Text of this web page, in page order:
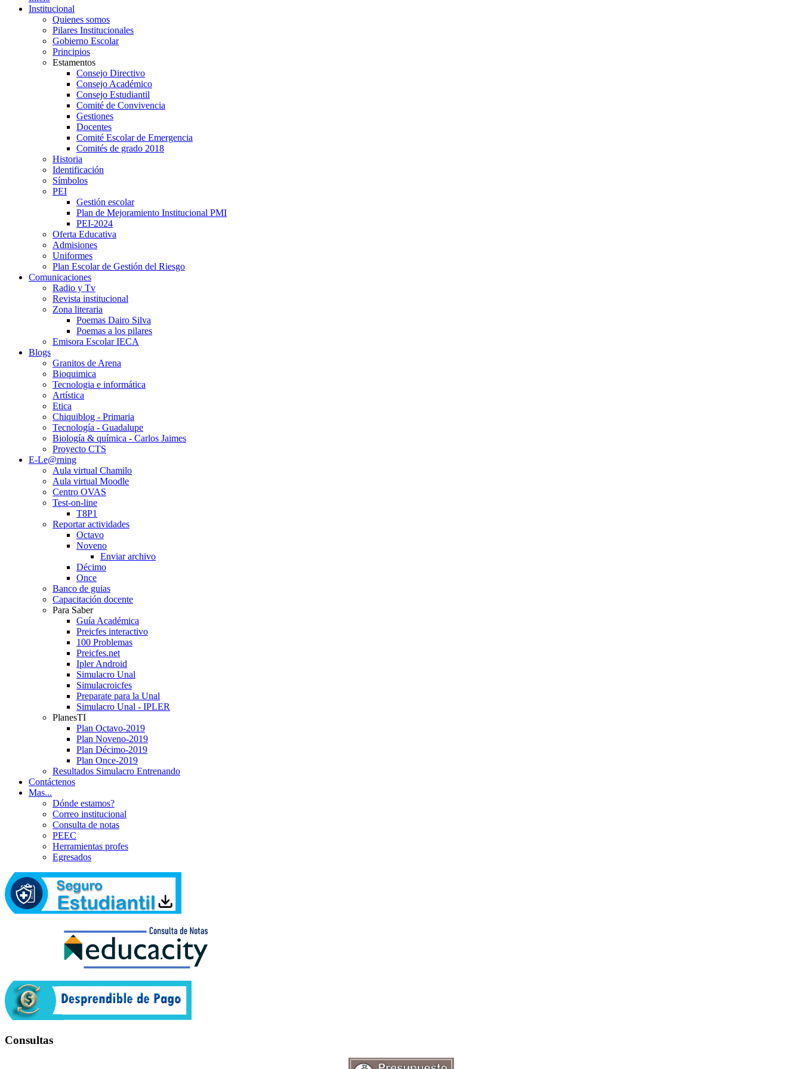
Institucional
Quienes somos
Pilares Institucionales
Gobierno Escolar
Principios
Estamentos
Consejo Directivo
Consejo Académico
Consejo Estudiantil
Comité de Convivencia
Gestiones
Docentes
Comité Escolar de Emergencia
Comités de grado 2018
Historia
Identificación
Símbolos
PEI
Gestión escolar
Plan de Mejoramiento Institucional PMI
PEI-2024
Oferta Educativa
Admisiones
Uniformes
Plan Escolar de Gestión del Riesgo
Comunicaciones
Radio y Tv
Revista institucional
Zona literaria
Poemas Dairo Silva
Poemas a los pilares
Emisora Escolar IECA
Blogs
Granitos de Arena
Bioquimica
Tecnologia e informática
Artística
Etica
Chiquiblog - Primaria
Tecnología - Guadalupe
Biología & química - Carlos Jaimes
Proyecto CTS
E-Le@rning
Aula virtual Chamilo
Aula virtual Moodle
Centro OVAS
Test-on-line
T8P1
Reportar actividades
Octavo
Noveno
Enviar archivo
Décimo
Once
Banco de guias
Capacitación docente
Para Saber
Guía Académica
Preicfes interactivo
100 Problemas
Preicfes.net
Ipler Android
Simulacro Unal
Simulacroicfes
Preparate para la Unal
Simulacro Unal - IPLER
PlanesTI
Plan Octavo-2019
Plan Noveno-2019
Plan Décimo-2019
Plan Once-2019
Resultados Simulacro Entrenando
Contáctenos
Mas...
Dónde estamos?
Correo institucional
Consulta de notas
PEEC
Herramientas profes
Egresados
Consultas